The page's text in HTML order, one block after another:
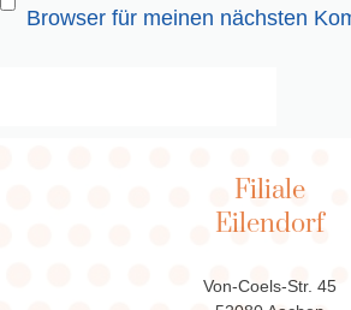
Browser für meinen nächsten
Filiale
Eilendorf
Von-Coels-Str. 45